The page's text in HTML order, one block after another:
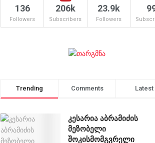
136
Followers
206k
Subscribers
23.9k
Followers
Trending Comments Latest
კესარია აბრამიძის
მეზობელი
შოკისმომგვრელი